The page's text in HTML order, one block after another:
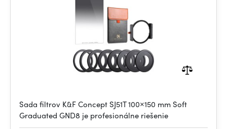
Sada filtrov K&F Concept SJ51T 100×150 mm Soft
Graduated GND8 je profesionálne riešenie